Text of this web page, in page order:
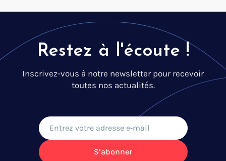
Restez à l'écoute !
Inscrivez-vous à notre newsletter pour recevoir
toutes nos actualités.
S’abonner